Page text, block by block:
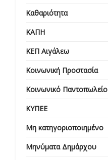
Καθαριότητα
ΚΑΠΗ
ΚΕΠ Αιγάλεω
Κοινωνική Προστασία
Κοινωνικό Παντοπωλείο
ΚΥΠΕΕ
Μη κατηγοριοποιημένο
Μηνύματα Δημάρχου